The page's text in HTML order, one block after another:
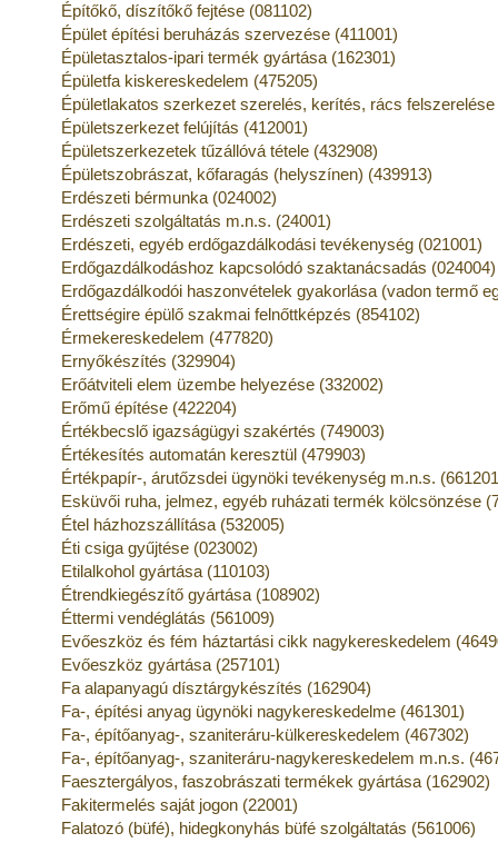
Építőkő, díszítőkő fejtése (081102)
Épület építési beruházás szervezése (411001)
Épületasztalos-ipari termék gyártása (162301)
Épületfa kiskereskedelem (475205)
Épületlakatos szerkezet szerelés, kerítés, rács felszerelése
Épületszerkezet felújítás (412001)
Épületszerkezetek tűzállóvá tétele (432908)
Épületszobrászat, kőfaragás (helyszínen) (439913)
Erdészeti bérmunka (024002)
Erdészeti szolgáltatás m.n.s. (24001)
Erdészeti, egyéb erdőgazdálkodási tevékenység (021001)
Erdőgazdálkodáshoz kapcsolódó szaktanácsadás (024004)
Erdőgazdálkodói haszonvételek gyakorlása (vadon termő
Érettségire épülő szakmai felnőttképzés (854102)
Érmekereskedelem (477820)
Ernyőkészítés (329904)
Erőátviteli elem üzembe helyezése (332002)
Erőmű építése (422204)
Értékbecslő igazságügyi szakértés (749003)
Értékesítés automatán keresztül (479903)
Értékpapír-, árutőzsdei ügynöki tevékenység m.n.s.
Esküvői ruha, jelmez, egyéb ruházati termék kölcsönzése
Étel házhozszállítása (532005)
Éti csiga gyűjtése (023002)
Etilalkohol gyártása (110103)
Étrendkiegészítő gyártása (108902)
Éttermi vendéglátás (561009)
Evőeszköz és fém háztartási cikk nagykereskedelem
Evőeszköz gyártása (257101)
Fa alapanyagú dísztárgykészítés (162904)
Fa-, építési anyag ügynöki nagykereskedelme (461301)
Fa-, építőanyag-, szaniteráru-külkereskedelem (467302)
Fa-, építőanyag-, szaniteráru-nagykereskedelem m.n.s.
Faesztergályos, faszobrászati termékek gyártása (162902)
Fakitermelés saját jogon (22001)
Falatozó (büfé), hidegkonyhás büfé szolgáltatás (561006)